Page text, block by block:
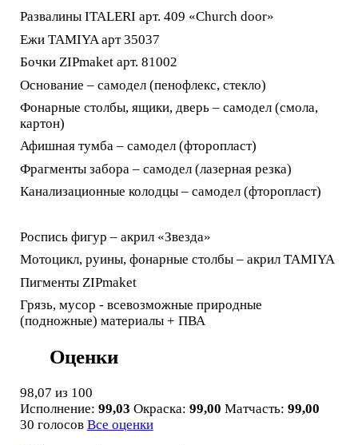
Развалины ITALERI арт. 409 «Church door»
Ежи TAMIYA арт 35037
Бочки ZIPmaket арт. 81002
Основание – самодел (пенофлекс, стекло)
Фонарные столбы, ящики, дверь – самодел (смола,
картон)
Афишная тумба – самодел (фторопласт)
Фрагменты забора – самодел (лазерная резка)
Канализационные колодцы – самодел (фторопласт)
Роспись фигур – акрил «Звезда»
Мотоцикл, руины, фонарные столбы – акрил TAMIYA
Пигменты ZIPmaket
Грязь, мусор - всевозможные природные
(подножные) материалы + ПВА
Оценки
98,07 из 100
Исполнение: 99,03 Окраска: 99,00 Матчасть: 99,00
30 голосов Все оценки